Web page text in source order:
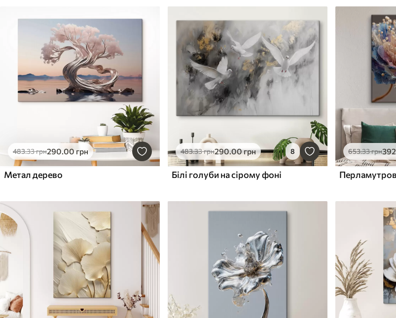
483.33грн290.00 грн
Метал дерево
483.33грн290.00грн 8
Білі голуби на сірому фоні
653.33грн392